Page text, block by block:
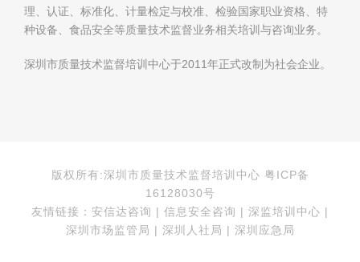
理、认证、标准化、计量检定与校准、检验国家职业资格、特
种设备、食品安全等质量技术监督业务相关培训与咨询业务。
深圳市质量技术监督培训中心于2011年正式改制为社会企业。
版权所有:深圳市质量技术监督培训中心 粤ICP备
16128030号
友情链接：安信达咨询 | 信息安全咨询 | 深监培训中心 |
深圳市场监管局 | 深圳人社局 | 深圳应急局